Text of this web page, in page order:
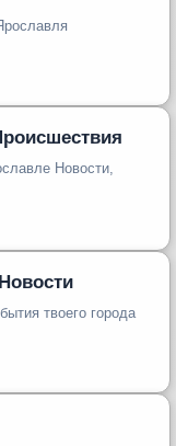
Новости,
твоего города